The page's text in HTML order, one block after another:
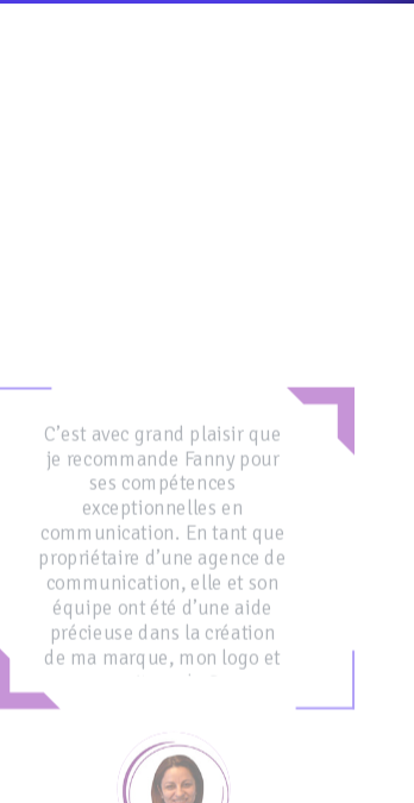
C’est avec grand plaisir que
je recommande Fanny pour
ses compétences
exceptionnelles en
communication. En tant que
propriétaire d’une agence de
communication, elle et son
équipe ont été d’une aide
précieuse dans la création
de ma marque, mon logo et
mon site web. Son
est tout aussi
impressionnante. Fanny se